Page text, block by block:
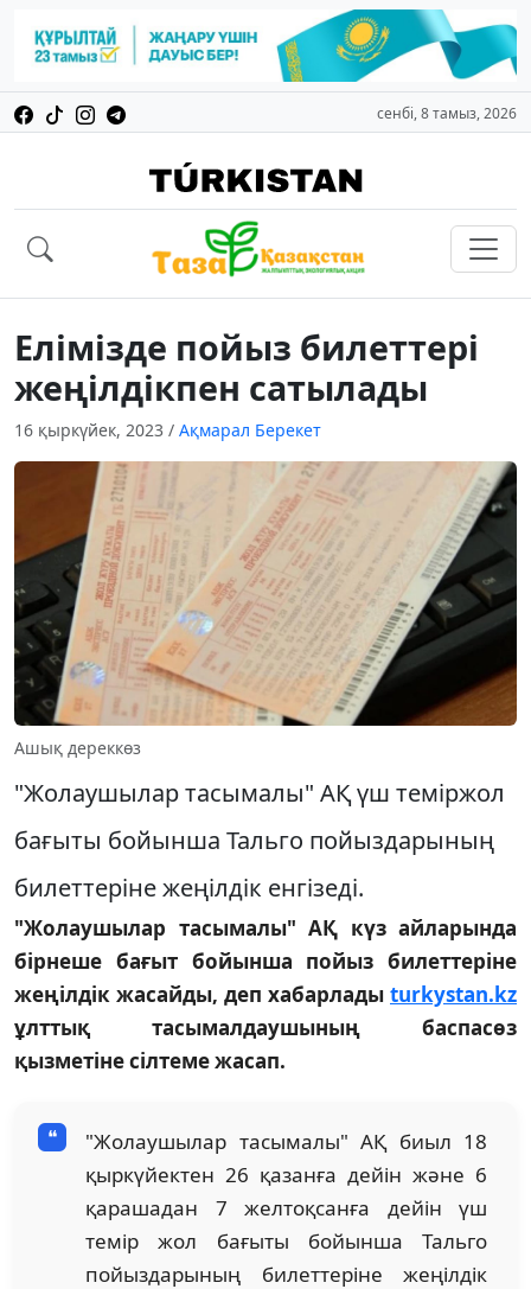
сенбі, 8 тамыз, 2026
Елімізде пойыз билеттері
жеңілдікпен сатылады
16 қыркүйек, 2023 / Ақмарал Берекет
Ашық дереккөз
"Жолаушылар тасымалы" АҚ үш теміржол
бағыты бойынша Тальго пойыздарының
билеттеріне жеңілдік енгізеді.
"Жолаушылар тасымалы" АҚ күз айларында
бірнеше бағыт бойынша пойыз билеттеріне
жеңілдік жасайды, деп хабарлады turkystan.kz
ұлттық тасымалдаушының баспасөз
қызметіне сілтеме жасап.
"Жолаушылар тасымалы" АҚ биыл 18
қыркүйектен 26 қазанға дейін және 6
қарашадан 7 желтоқсанға дейін үш
темір жол бағыты бойынша Тальго
пойыздарының билеттеріне жеңілдік